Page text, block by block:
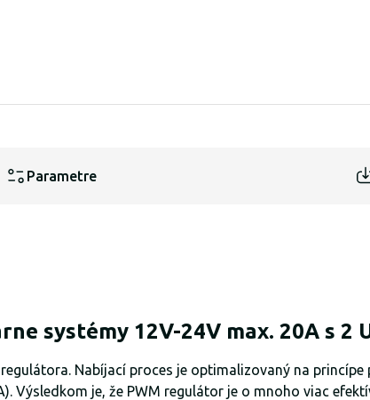
Parametre
systémy 12V-24V max. 20A s 2
Nabíjací proces je optimalizovaný na princípe
Výsledkom je, že PWM regulátor je o mnoho viac